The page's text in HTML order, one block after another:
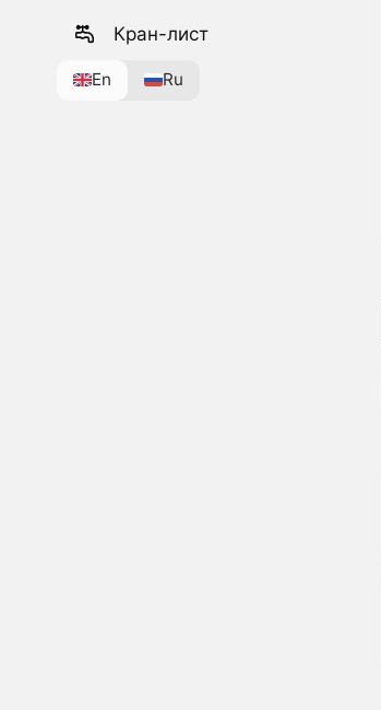
Кран-лист
En Ru